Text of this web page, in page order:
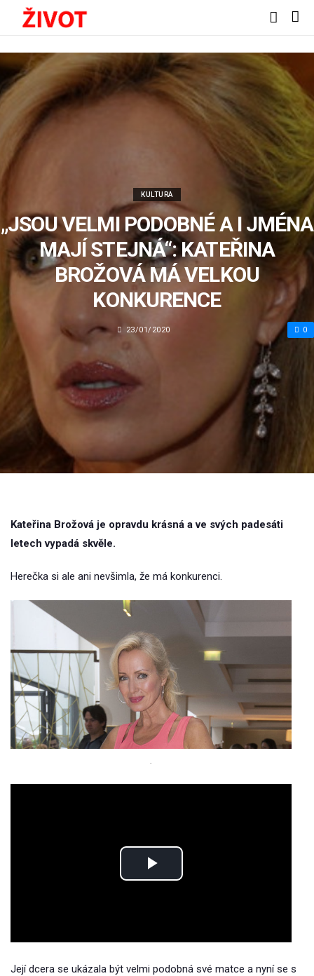
KULTURA
„JSOU VELMI PODOBNÉ A I JMÉNA
MAJÍ STEJNÁ“: KATEŘINA
BROŽOVÁ MÁ VELKOU
KONKURENCE
23/01/2020 0
Kateřina Brožová je opravdu krásná a ve svých padesáti
letech vypadá skvěle.
Herečka si ale ani nevšimla, že má konkurenci.
.
Play
Její dcera se ukázala být velmi podobná své matce a nyní se s